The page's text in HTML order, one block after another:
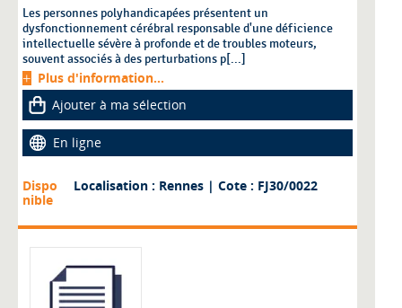
Les personnes polyhandicapées présentent un
dysfonctionnement cérébral responsable d'une déficience
intellectuelle sévère à profonde et de troubles moteurs,
souvent associés à des perturbations p[...]
Plus d'information...
Ajouter à ma sélection
En ligne
Dispo
nible
Localisation : Rennes | Cote : FJ30/0022